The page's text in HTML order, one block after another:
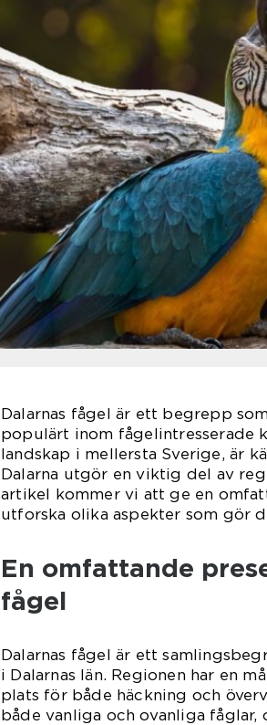
Dalarnas fågel är ett begrepp
populärt inom fågelintresserade
landskap i mellersta Sverige, är
Dalarna utgör en viktig del av
artikel kommer vi att ge en
utforska olika aspekter som gör
En omfattande
fågel
Dalarnas fågel är ett
i Dalarnas län. Regionen har en
plats för både häckning och
både vanliga och ovanliga